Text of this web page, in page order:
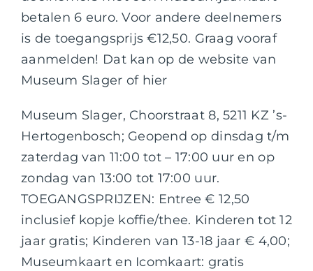
betalen 6 euro. Voor andere deelnemers
is de toegangsprijs €12,50. Graag vooraf
aanmelden! Dat kan op de website van
Museum Slager of hier
Museum Slager, Choorstraat 8, 5211 KZ ’s-
Hertogenbosch; Geopend op dinsdag t/m
zaterdag van 11:00 tot – 17:00 uur en op
zondag van 13:00 tot 17:00 uur.
TOEGANGSPRIJZEN: Entree € 12,50
inclusief kopje koffie/thee. Kinderen tot 12
jaar gratis; Kinderen van 13-18 jaar € 4,00;
Museumkaart en Icomkaart: gratis